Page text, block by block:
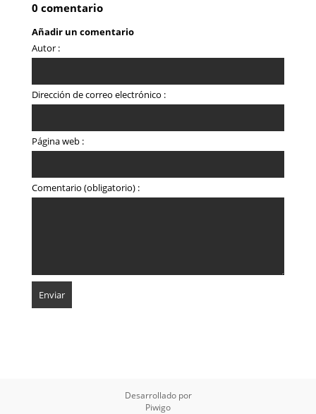
0 comentario
Añadir un comentario
Autor :
Dirección de correo electrónico :
Página web :
Comentario (obligatorio) :
Desarrollado por
Piwigo